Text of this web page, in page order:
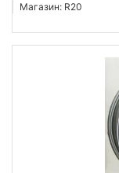
Магазин: R20